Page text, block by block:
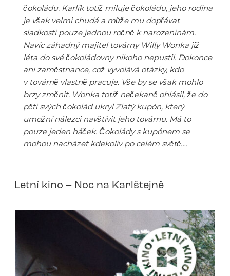
čokoládu. Karlík totiž miluje čokoládu, jeho rodina
je však velmi chudá a může mu dopřávat
sladkosti pouze jednou ročně k narozeninám.
Navíc záhadný majitel továrny Willy Wonka již
léta do své čokoládovny nikoho nepustil. Dokonce
ani zaměstnance, což vyvolává otázky, kdo
v továrně vlastně pracuje. Vše by se však mohlo
brzy změnit. Wonka totiž nečekaně ohlásil, že do
pěti svých čokolád ukryl Zlatý kupón, který
umožní nálezci navštívit jeho továrnu. Má to
pouze jeden háček. Čokolády s kupónem se
mohou nacházet kdekoliv po celém světě….
Letní kino – Noc na Karlštejně